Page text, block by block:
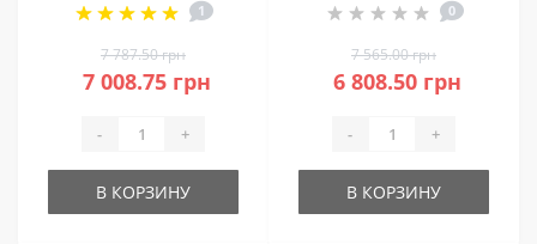
1
7 787.50 грн
7 008.75 грн
- +
В КОРЗИНУ
квадратная с0
7 565.00 грн
6 808.50 грн
- +
В КОРЗИНУ